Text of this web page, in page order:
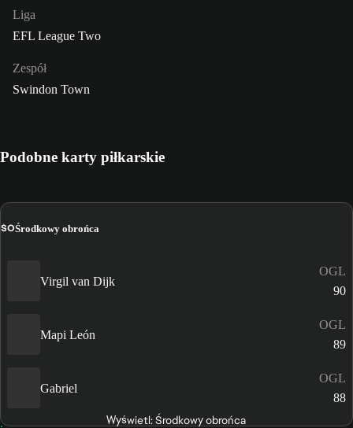
Liga
EFL League Two
Zespół
Swindon Town
Podobne karty piłkarskie
ŚOŚrodkowy obrońca
Virgil van Dijk
OGL
90
Mapi León
OGL
89
Gabriel
OGL
88
Wyświetl: Środkowy obrońca